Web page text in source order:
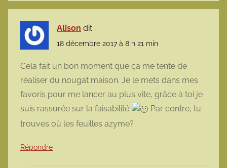
Alison dit :
18 décembre 2017 à 8 h 21 min
Cela fait un bon moment que ça me tente de
réaliser du nougat maison. Je le mets dans mes
favoris pour me lancer au plus vite, grâce à toi je
suis rassurée sur la faisabilité
Par contre, tu
trouves où les feuilles azyme?
Répondre